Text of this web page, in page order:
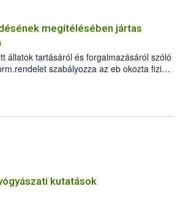
megítélésében jártas
állatok tartásáról és forgalmazásáról szóló
szabályozza az eb okozta fizikai
veszélye keletkezésekor felmerülő
valamint a veszélyes eb tartását és annak
megítélésében jártas szakértőt.
kutatások